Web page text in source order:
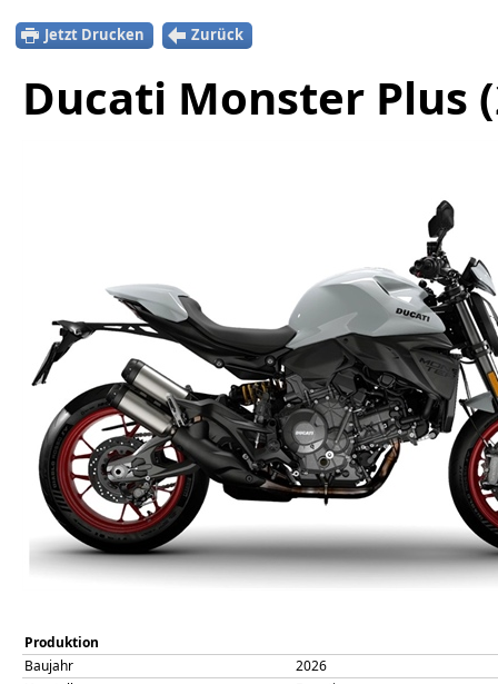
Jetzt Drucken Zurück
Ducati Monster Plus
Produktion
Baujahr
2026